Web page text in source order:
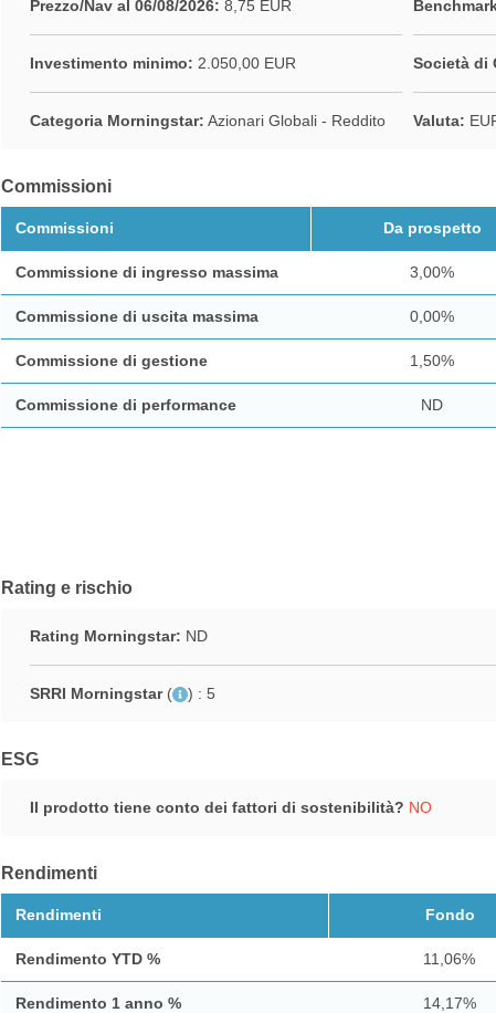
Prezzo/Nav al 06/08/2026: 8,75 EUR
Investimento minimo: 2.050,00 EUR Società di
Categoria Morningstar: Azionari Globali - Reddito Valuta:
Commissioni
Commissioni Da prospetto
Commissione di ingresso massima 3,00%
Commissione di uscita massima 0,00%
Commissione di gestione 1,50%
Commissione di performance ND
Rating e rischio
Rating Morningstar: ND
SRRI Morningstar ( ) : 5
ESG
Il prodotto tiene conto dei fattori di sostenibilità? NO
Rendimenti
Rendimenti Fondo
Rendimento YTD % 11,06%
Rendimento 1 anno % 14,17%